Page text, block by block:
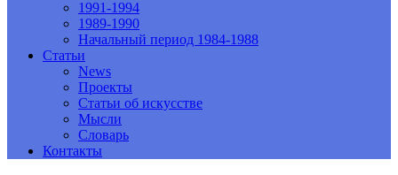
1991-1994
1989-1990
Начальный период 1984-1988
Статьи
News
Проекты
Статьи об искусстве
Мысли
Словарь
Контакты